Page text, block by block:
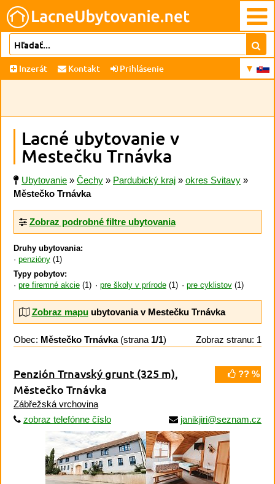
Inzerát Kontakt Prihlásenie
Lacné ubytovanie v
Mestečku Trnávka
Ubytovanie » Čechy » Pardubický kraj » okres Svitavy »
Městečko Trnávka
Zobraz podrobné filtre ubytovania
Druhy ubytovania:
penzióny(1)
Typy pobytov:
pre firemné akcie(1) pre školy v prírode(1) pre cyklistov(1)
Zobraz mapuubytovania v Mestečku Trnávka
Obec: Městečko Trnávka(strana 1/1) Zobraz stranu: 1
?? %
Penzión Trnavský grunt (325 m),
Městečko Trnávka
Zábřežská vrchovina
zobraz telefónne číslo
janikjiri@seznam.cz